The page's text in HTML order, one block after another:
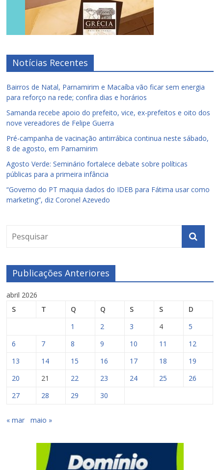
Notícias Recentes
Bairros de Natal, Parnamirim e Macaíba vão ficar sem energia
para reforço na rede; confira dias e horários
Samanda recebe apoio do prefeito, vice, ex-prefeitos e oito dos
nove vereadores de Felipe Guerra
Pré-campanha de vacinação antirrábica continua neste sábado,
8 de agosto, em Parnamirim
Agosto Verde: Seminário fortalece debate sobre políticas
públicas para a primeira infância
“Governo do PT maquia dados do IDEB para Fátima usar como
marketing”, diz Coronel Azevedo
Publicações Anteriores
abril 2026
S
T Q Q S S
D
1
2 3 4
5
6
7 8 9 10 11
12
13
14 15 16 17 18
19
20
21 22 23 24 25
26
27
28 29 30
« mar maio »